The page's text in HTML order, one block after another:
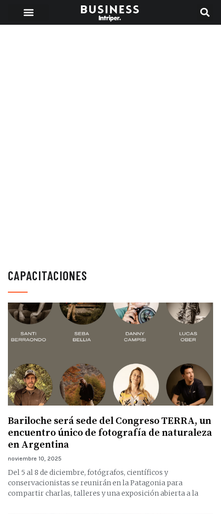
CAPACITACIONES
Bariloche será sede del Congreso TERRA, un
encuentro único de fotografía de naturaleza
en Argentina
noviembre 10, 2025
Del 5 al 8 de diciembre, fotógrafos, científicos y
conservacionistas se reunirán en la Patagonia para
compartir charlas, talleres y una exposición abierta a la